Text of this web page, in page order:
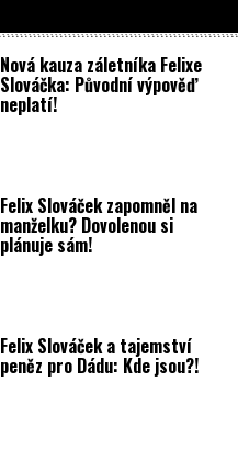
Nová kauza záletníka Felixe
Slováčka: Původní výpověď
neplatí!
Felix Slováček zapomněl na
manželku? Dovolenou si
plánuje sám!
Felix Slováček a tajemství
peněz pro Dádu: Kde jsou?!